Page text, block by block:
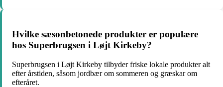
Hvilke sæsonbetonede produkter er populære
hos Superbrugsen i Løjt Kirkeby?
Superbrugsen i Løjt Kirkeby tilbyder friske lokale produkter alt
efter årstiden, såsom jordbær om sommeren og græskar om
efteråret.